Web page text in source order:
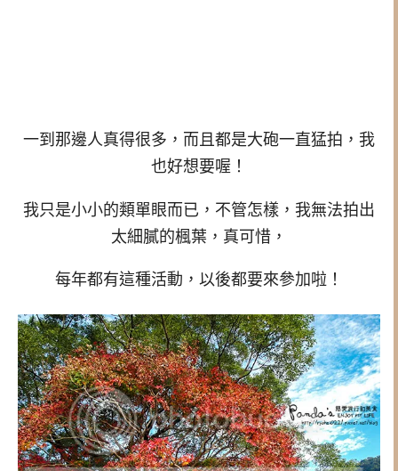
一到那邊人真得很多，而且都是大砲一直猛拍，我
也好想要喔！
我只是小小的類單眼而已，不管怎樣，我無法拍出
太細膩的楓葉，真可惜，
每年都有這種活動，以後都要來參加啦！